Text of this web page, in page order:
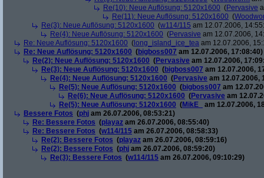
Re(10): Neue Auflösung: 5120x1600 (Pervasive
Re(11): Neue Auflösung: 5120x1600 (
Re(3): Neue Auflösung: 5120x1600 (w114/115 am 12.07.2006,
Re(4): Neue Auflösung: 5120x1600 (Pervasive am 12.07.2006,
Re: Neue Auflösung: 5120x1600 ( long_island_ice_tea am 12.07.2006,
Re: Neue Auflösung: 5120x1600 (bigboss007 am 12.07.2006, 17:08:40)
Re(2): Neue Auflösung: 5120x1600 (Pervasive am 12.07.2006,
Re(3): Neue Auflösung: 5120x1600 (bigboss007 am 12.07.2006,
Re(4): Neue Auflösung: 5120x1600 (Pervasive am 12.07.2006,
Re(5): Neue Auflösung: 5120x1600 (bigboss007 am
Re(6): Neue Auflösung: 5120x1600 (Pervasive am
Re(5): Neue Auflösung: 5120x1600 (MikE_
am 12.07.2006,
Bessere Fotos (phj am 26.07.2006, 08:53:21)
Re: Bessere Fotos (playaz am 26.07.2006, 08:55:40)
Re: Bessere Fotos (w114/115 am 26.07.2006, 08:58:33)
Re(2): Bessere Fotos (playaz am 26.07.2006, 08:59:16)
Re(2): Bessere Fotos (phj am 26.07.2006, 08:59:20)
Re(3): Bessere Fotos (w114/115 am 26.07.2006, 09:10:29)